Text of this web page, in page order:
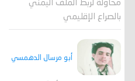
محاولة لربط الملف اليمني
بالصراع الإقليمي
أبو مرسال الدهمسي